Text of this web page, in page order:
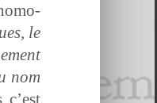
le
nom